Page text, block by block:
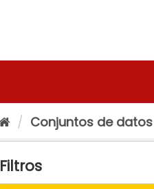
Conjuntos de datos
Filtros